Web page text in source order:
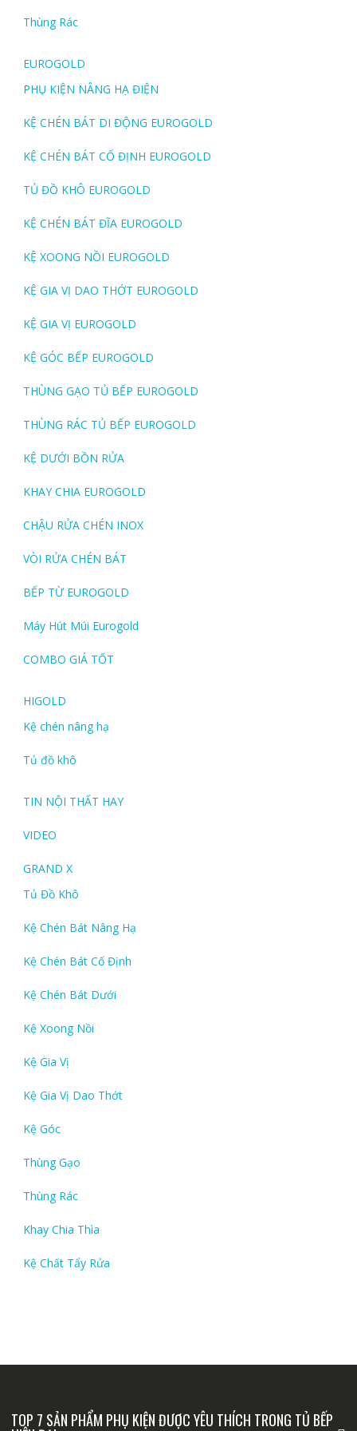
Thùng Rác
EUROGOLD
PHỤ KIỆN NÂNG HẠ ĐIỆN
KỆ CHÉN BÁT DI ĐỘNG EUROGOLD
KỆ CHÉN BÁT CỐ ĐỊNH EUROGOLD
TỦ ĐỒ KHÔ EUROGOLD
KỆ CHÉN BÁT ĐĨA EUROGOLD
KỆ XOONG NỒI EUROGOLD
KỆ GIA VỊ DAO THỚT EUROGOLD
KỆ GIA VỊ EUROGOLD
KỆ GÓC BẾP EUROGOLD
THÙNG GẠO TỦ BẾP EUROGOLD
THÙNG RÁC TỦ BẾP EUROGOLD
KỆ DƯỚI BỒN RỬA
KHAY CHIA EUROGOLD
CHẬU RỬA CHÉN INOX
VÒI RỬA CHÉN BÁT
BẾP TỪ EUROGOLD
Máy Hút Múi Eurogold
COMBO GIÁ TỐT
HIGOLD
Kệ chén nâng hạ
Tủ đồ khô
TIN NỘI THẤT HAY
VIDEO
GRAND X
Tủ Đồ Khô
Kệ Chén Bát Nâng Hạ
Kệ Chén Bát Cố Định
Kệ Chén Bát Dưới
Kệ Xoong Nồi
Kệ Gia Vị
Kệ Gia Vị Dao Thớt
Kệ Góc
Thùng Gạo
Thùng Rác
Khay Chia Thìa
Kệ Chất Tẩy Rửa
TOP 7 SẢN PHẨM PHỤ KIỆN ĐƯỢC YÊU THÍCH TRONG TỦ BẾP